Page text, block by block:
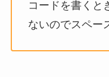
コードを書くと
ないのでスペー